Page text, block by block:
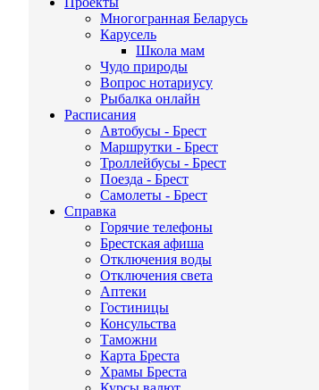
Многогранная Беларусь
Карусель
Школа мам
Чудо природы
Вопрос нотариусу
Рыбалка онлайн
Расписания
Автобусы - Брест
Маршрутки - Брест
Троллейбусы - Брест
Поезда - Брест
Самолеты - Брест
Справка
Горячие телефоны
Брестская афиша
Отключения воды
Отключения света
Аптеки
Гостиницы
Консульства
Таможни
Карта Бреста
Храмы Бреста